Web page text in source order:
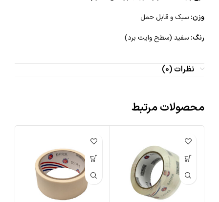
وزن: سبک و قابل حمل
رنگ: سفید (سطح وایت برد)
نظرات (0)
محصولات مرتبط